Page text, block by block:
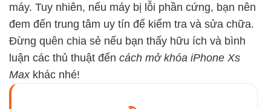
máy. Tuy nhiên, nếu máy bị lỗi phần cứng, bạn nên
đem đến trung tâm uy tín để kiểm tra và sửa chữa.
Đừng quên chia sẻ nếu bạn thấy hữu ích và bình
luận các thủ thuật đến cách mở khóa iPhone Xs
Maxkhác nhé!